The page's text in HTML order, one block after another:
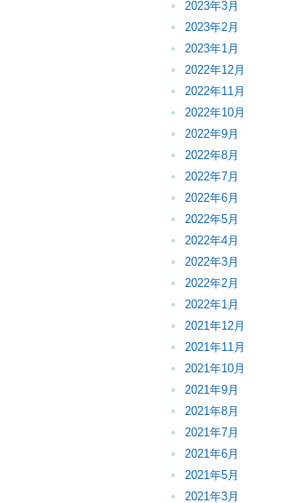
2023年3月
2023年2月
2023年1月
2022年12月
2022年11月
2022年10月
2022年9月
2022年8月
2022年7月
2022年6月
2022年5月
2022年4月
2022年3月
2022年2月
2022年1月
2021年12月
2021年11月
2021年10月
2021年9月
2021年8月
2021年7月
2021年6月
2021年5月
2021年3月